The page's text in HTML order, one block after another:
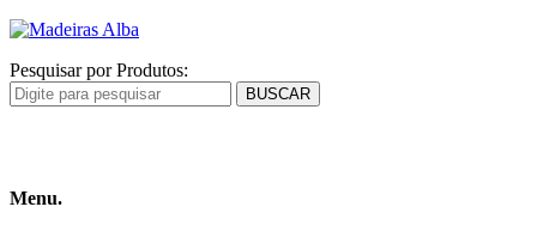
Pesquisar por Produtos:
Menu.